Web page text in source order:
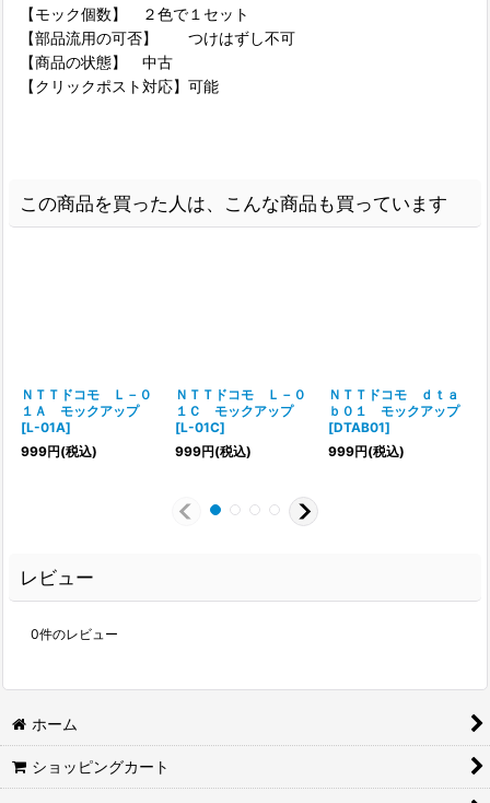
【モック個数】 ２色で１セット
【部品流用の可否】 つけはずし不可
【商品の状態】 中古
【クリックポスト対応】可能
この商品を買った人は、こんな商品も買っています
ＮＴＴドコモ Ｌ－０
１Ａ モックアップ
[L-01A]
999円(税込)
ＮＴＴドコモ Ｌ－０
１Ｃ モックアップ
[L-01C]
999円(税込)
ＮＴＴドコモ ｄｔａ
ｂ０１ モックアップ
[DTAB01]
999円(税込)
レビュー
0件のレビュー
ホーム
ショッピングカート